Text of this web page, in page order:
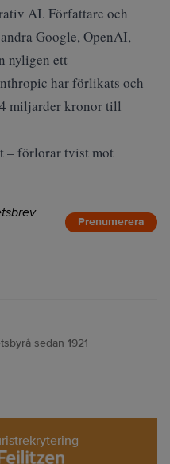
AI. Författare och
Google, OpenAI,
nyligen ett
har förlikats och
miljarder kronor till
– förlorar tvist mot
Prenumerera
sedan 1921